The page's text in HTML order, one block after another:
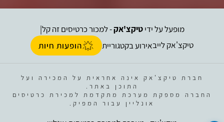
מופעל על ידיטיקצ'אק- למכור כרטיסים זה קל
טיקצ'אק לייבאירוע בקטגוריית הופעות חיות
חברת טיקצ'אק אינה אחראית על המכירה ועל
התוכן באתר.
החברה מספקת מערכת מתקדמת למכירת כרטיסים
אונליין עבור המפיק.